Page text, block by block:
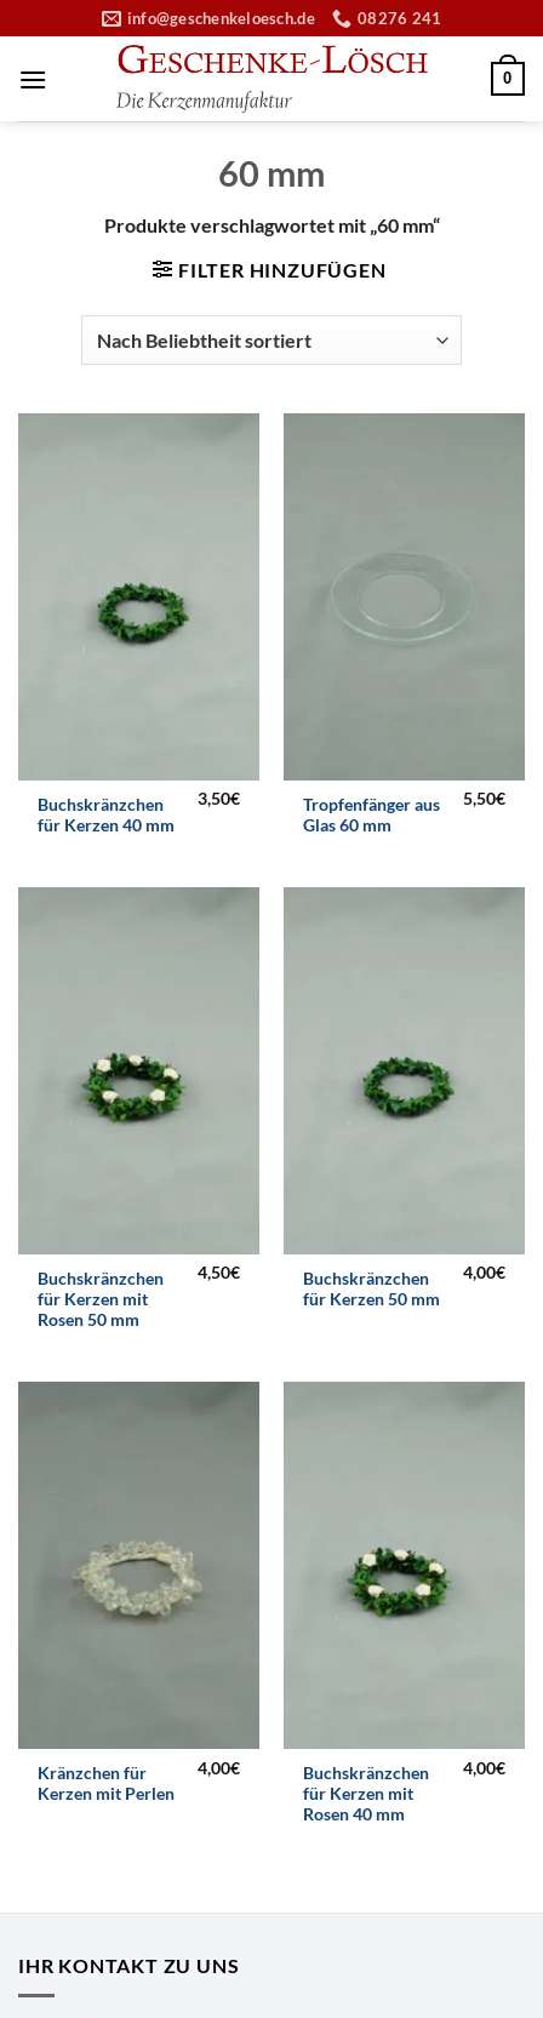
Inhalt
springen
info@geschenkeloesch.de 08276 241
0
60 mm
Produkte verschlagwortet mit „60 mm“
FILTER HINZUFÜGEN
Buchskränzchen
für Kerzen 40 mm
3,50€
Tropfenfänger aus
Glas 60 mm
5,50€
Buchskränzchen
für Kerzen mit
Rosen 50 mm
4,50€
Buchskränzchen
für Kerzen 50 mm
4,00€
Kränzchen für
Kerzen mit Perlen
4,00€
Buchskränzchen
für Kerzen mit
Rosen 40 mm
4,00€
IHR KONTAKT ZU UNS